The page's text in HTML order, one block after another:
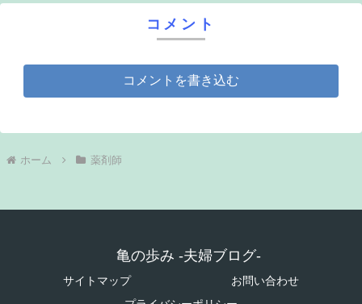
コメント
コメントを書き込む
ホーム 薬剤師
亀の歩み -夫婦ブログ-
サイトマップ
お問い合わせ